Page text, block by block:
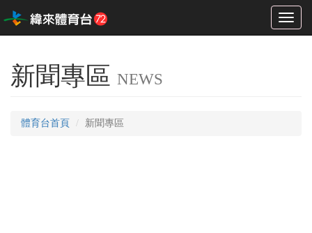
Toggle
新聞專區 NEWS
體育台首頁 新聞專區